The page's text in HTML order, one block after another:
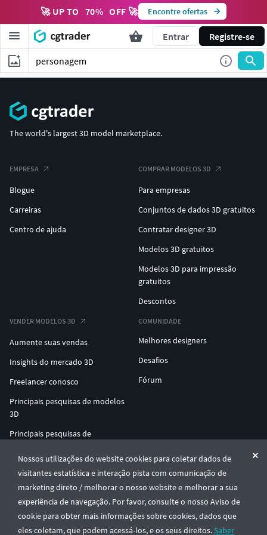
🚀 UP TO 70% OFF 🚀 Encontre ofertas
Entrar Registre-se
Nossos utilizações do website cookies para coletar dados de
visitantes estatística e interação pista com comunicação de
marketing direto / melhorar o nosso website e melhorar a sua
experiência de navegação. Por favor, consulte o nosso Aviso de
cookie para obter mais informações sobre cookies, dados que
eles coletam, que podem acessá-los, e os seus direitos. Saber
The world's largest 3D model marketplace.
EMPRESA
Blogue
Carreiras
Centro de ajuda
COMPRAR MODELOS 3D
Para empresas
Conjuntos de dados 3D gratuitos
Contratar designer 3D
Modelos 3D gratuitos
Modelos 3D para impressão
gratuitos
Descontos
VENDER MODELOS 3D
Aumente suas vendas
Insights do mercado 3D
Freelancer conosco
Principais pesquisas de modelos
3D
Principais pesquisas de
COMUNIDADE
Melhores designers
Desafios
Fórum
ENTERPRISE 3D AT SCALE
© CGTrader 2011-2026
UAB CGTrader, Antakalnio st. 17, Vilnius, Lithuania
Termos e CondiçõesPrivacidade🇵🇹 Português